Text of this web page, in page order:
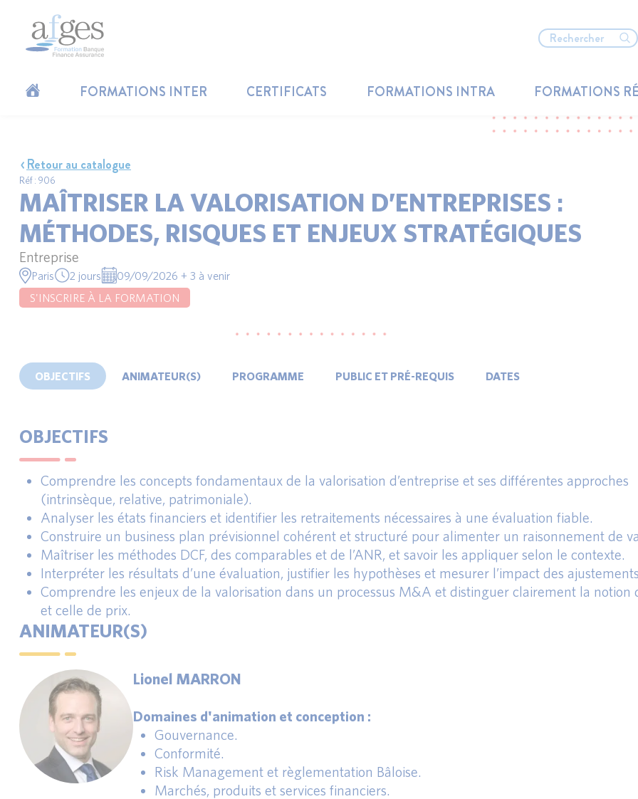
FORMATIONS INTER CERTIFICATS FORMATIONS INTRA FORMATIONS
Retour au catalogue
Réf : 906
MAÎTRISER LA VALORISATION D’ENTREPRISES :
MÉTHODES, RISQUES ET ENJEUX STRATÉGIQUES
Entreprise
Paris 2 jours
09/09/2026 + 3 à venir
S'INSCRIRE À LA FORMATION
OBJECTIFS ANIMATEUR(S) PROGRAMME PUBLIC ET PRÉ-REQUIS DATES
OBJECTIFS
Comprendre les concepts fondamentaux de la valorisation d’entreprise et ses différentes approches
(intrinsèque, relative, patrimoniale).
Analyser les états financiers et identifier les retraitements nécessaires à une évaluation fiable.
Construire un business plan prévisionnel cohérent et structuré pour alimenter un raisonnement de
Maîtriser les méthodes DCF, des comparables et de l’ANR, et savoir les appliquer selon le contexte.
Interpréter les résultats d’une évaluation, justifier les hypothèses et mesurer l’impact des
Comprendre les enjeux de la valorisation dans un processus M&A et distinguer clairement la notion
et celle de prix.
ANIMATEUR(S)
Lionel MARRON
Domaines d'animation et conception :
Gouvernance.
Conformité.
Risk Management et règlementation Bâloise.
Marchés, produits et services financiers.